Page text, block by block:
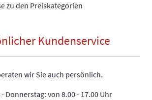
zu den Preiskategorien
Kundenservice
wir Sie auch persönlich.
Donnerstag: von 8.00 - 17.00 Uhr